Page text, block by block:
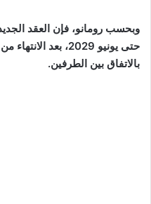
وبحسب رومانو، فإن العقد
حتى يونيو 2029، بعد
بالاتفاق بين الطرفين.